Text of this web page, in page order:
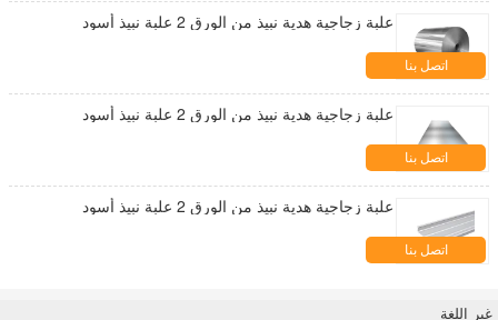
علبة زجاجية هدية نبيذ من الورق 2 علبة نبيذ أسود
اتصل بنا
علبة زجاجية هدية نبيذ من الورق 2 علبة نبيذ أسود
اتصل بنا
علبة زجاجية هدية نبيذ من الورق 2 علبة نبيذ أسود
اتصل بنا
غير اللغة